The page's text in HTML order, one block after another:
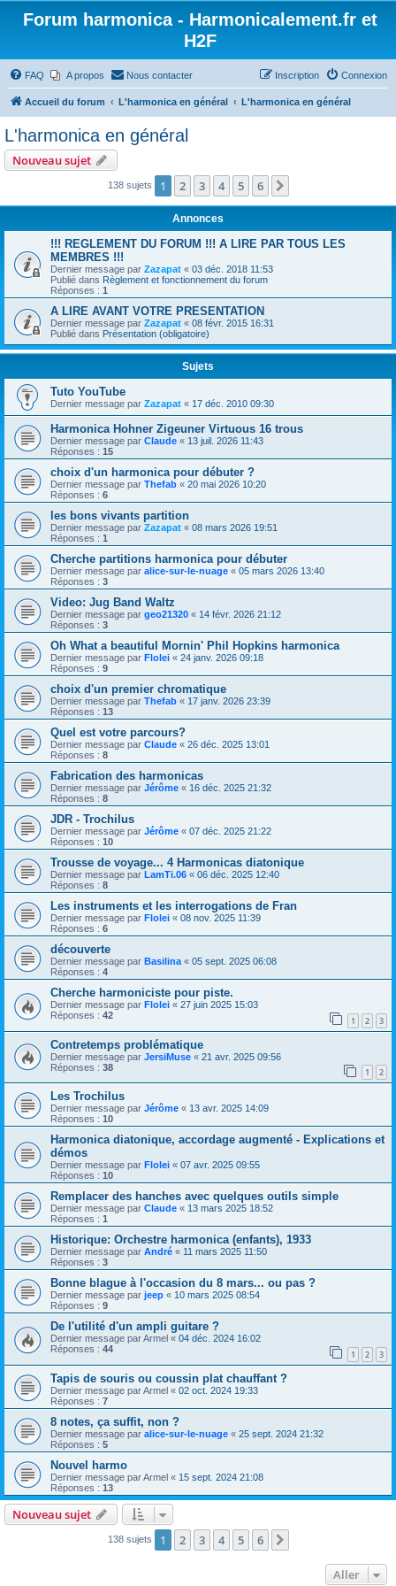
Forum harmonica - Harmonicalement.fr et
H2F
FAQ A propos Nous contacter Connexion
Inscription
Accueil du forum L'harmonica en général L'harmonica en général
L'harmonica en général
Nouveau sujet
138 sujets 1 2 3 4 5 6
Annonces
!!! REGLEMENT DU FORUM !!! A LIRE PAR TOUS LES
MEMBRES !!!
Dernier message par Zazapat « 03 déc. 2018 11:53
Publié dans Règlement et fonctionnement du forum
Réponses : 1
A LIRE AVANT VOTRE PRESENTATION
Dernier message par Zazapat « 08 févr. 2015 16:31
Publié dans Présentation (obligatoire)
Sujets
Tuto YouTube
Dernier message par Zazapat « 17 déc. 2010 09:30
Harmonica Hohner Zigeuner Virtuous 16 trous
Dernier message par Claude « 13 juil. 2026 11:43
Réponses : 15
choix d'un harmonica pour débuter ?
Dernier message par Thefab « 20 mai 2026 10:20
Réponses : 6
les bons vivants partition
Dernier message par Zazapat « 08 mars 2026 19:51
Réponses : 1
Cherche partitions harmonica pour débuter
Dernier message par alice-sur-le-nuage « 05 mars 2026 13:40
Réponses : 3
Video: Jug Band Waltz
Dernier message par geo21320 « 14 févr. 2026 21:12
Réponses : 3
Oh What a beautiful Mornin' Phil Hopkins harmonica
Dernier message par Flolei « 24 janv. 2026 09:18
Réponses : 9
choix d'un premier chromatique
Dernier message par Thefab « 17 janv. 2026 23:39
Réponses : 13
Quel est votre parcours?
Dernier message par Claude « 26 déc. 2025 13:01
Réponses : 8
Fabrication des harmonicas
Dernier message par Jérôme « 16 déc. 2025 21:32
Réponses : 8
JDR - Trochilus
Dernier message par Jérôme « 07 déc. 2025 21:22
Réponses : 10
Trousse de voyage... 4 Harmonicas diatonique
Dernier message par LamTi.06 « 06 déc. 2025 12:40
Réponses : 8
Les instruments et les interrogations de Fran
Dernier message par Flolei « 08 nov. 2025 11:39
Réponses : 6
découverte
Dernier message par Basilina « 05 sept. 2025 06:08
Réponses : 4
Cherche harmoniciste pour piste.
Dernier message par Flolei « 27 juin 2025 15:03
Réponses : 42 1 2 3
Contretemps problématique
Dernier message par JersiMuse « 21 avr. 2025 09:56
Réponses : 38 1 2
Les Trochilus
Dernier message par Jérôme « 13 avr. 2025 14:09
Réponses : 10
Harmonica diatonique, accordage augmenté - Explications et
démos
Dernier message par Flolei « 07 avr. 2025 09:55
Réponses : 10
Remplacer des hanches avec quelques outils simple
Dernier message par Claude « 13 mars 2025 18:52
Réponses : 1
Historique: Orchestre harmonica (enfants), 1933
Dernier message par André « 11 mars 2025 11:50
Réponses : 3
Bonne blague à l'occasion du 8 mars... ou pas ?
Dernier message par jeep « 10 mars 2025 08:54
Réponses : 9
De l'utilité d'un ampli guitare ?
Dernier message parArmel « 04 déc. 2024 16:02
Réponses : 44 1 2 3
Tapis de souris ou coussin plat chauffant ?
Dernier message parArmel « 02 oct. 2024 19:33
Réponses : 7
8 notes, ça suffit, non ?
Dernier message par alice-sur-le-nuage « 25 sept. 2024 21:32
Réponses : 5
Nouvel harmo
Dernier message parArmel « 15 sept. 2024 21:08
Réponses : 13
Nouveau sujet
138 sujets 1 2 3 4 5 6
Aller